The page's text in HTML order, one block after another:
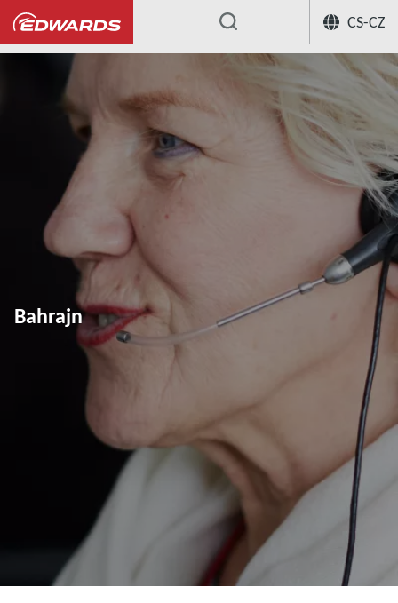
CS-CZ
...
Bahrajn